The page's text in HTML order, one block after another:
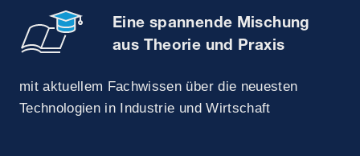
Eine spannende Mischung
aus Theorie und Praxis
mit aktuellem Fachwissen über die neuesten
Technologien in Industrie und Wirtschaft